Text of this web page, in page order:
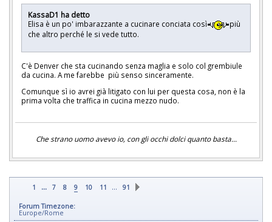
KassaD1 ha detto
Elisa è un po' imbarazzante a cucinare conciata così
più
che altro perché le si vede tutto.
C'è Denver che sta cucinando senza maglia e solo col grembiule
da cucina. A me farebbe più senso sinceramente.
Comunque sì io avrei già litigato con lui per questa cosa, non è la
prima volta che traffica in cucina mezzo nudo.
Che strano uomo avevo io, con gli occhi dolci quanto basta...
1 ... 7 8 9 10 11 … 91
Forum Timezone:
Europe/Rome